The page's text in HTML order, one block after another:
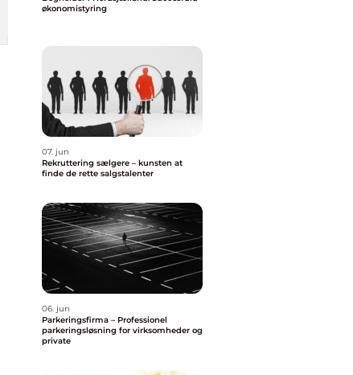
økonomistyring
07. jun
Rekruttering sælgere – kunsten at
finde de rette salgstalenter
06. jun
Parkeringsfirma – Professionel
parkeringsløsning for virksomheder og
private